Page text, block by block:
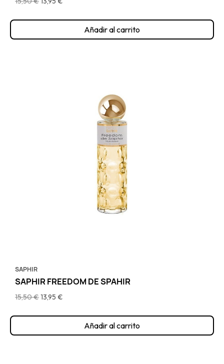
Añadir al carrito
SAPHIR
SAPHIR FREEDOM DE SPAHIR
15,50 €13,95 €
Añadir al carrito